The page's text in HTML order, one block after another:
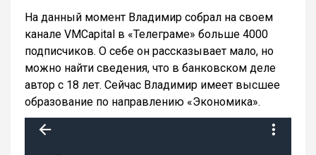
На данный момент Владимир собрал на своем
канале VMCapital в «Телеграме» больше 4000
подписчиков. О себе он рассказывает мало, но
можно найти сведения, что в банковском деле
автор с 18 лет. Сейчас Владимир имеет высшее
образование по направлению «Экономика».